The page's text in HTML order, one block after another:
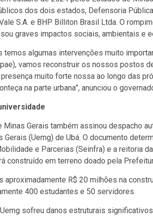
dos dois estados, Defensoria
S.A. e BHP Billiton Brasil Ltda. O
graves impactos sociais, ambientais e
temos algumas intervenções muito
vamos reconstruir os nossos postos
muito forte nossa ao longo das
na parte urbana”, anunciou o
Minas Gerais também assinou despacho
Gerais (Uemg) de Ubá. O documento
e Parcerias (Seinfra) e a reitoria
construído em terreno doado pela
aproximadamente R$ 20 milhões na
400 estudantes e 50 servidores.
sofreu danos estruturais